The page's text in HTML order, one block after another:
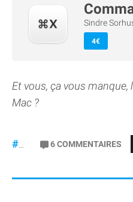
Sindre
4€
Et vous, ça vous
Mac ?
#macOS 6COMMENTAIRES